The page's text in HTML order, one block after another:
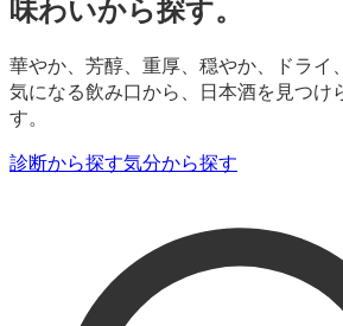
味わいから探す。
華やか、芳醇、重厚、穏やか、ドライ
気になる飲み口から、日本酒を見つけ
す。
診断から探す気分から探す